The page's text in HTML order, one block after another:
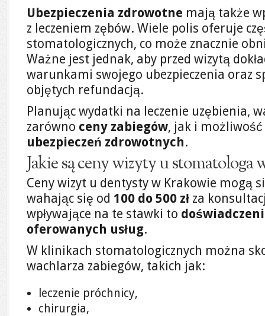
Ubezpieczenia zdrowotne mają także
z leczeniem zębów. Wiele polis oferuje
stomatologicznych, co może znacznie
Ważne jest jednak, aby przed wizytą
warunkami swojego ubezpieczenia oraz
objętych refundacją.
Planując wydatki na leczenie uzębienia,
zarówno ceny zabiegów, jak i
ubezpieczeń zdrowotnych.
Jakie są ceny wizyty u stomatologa
Ceny wizyt u dentysty w Krakowie mogą
wahając się od 100 do 500 zł za
wpływające na te stawki to
oferowanych usług.
W klinikach stomatologicznych można
wachlarza zabiegów, takich jak:
leczenie próchnicy,
chirurgia,